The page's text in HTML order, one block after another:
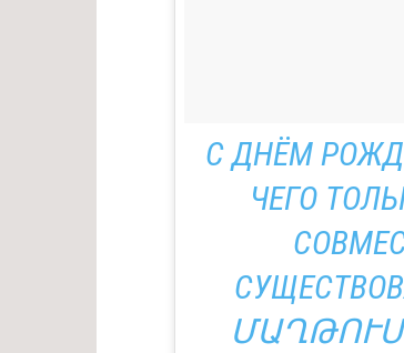
С ДНЁМ
ЧЕГО